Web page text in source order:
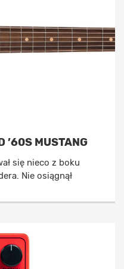
’60S MUSTANG
się nieco z boku
Nie osiągnął